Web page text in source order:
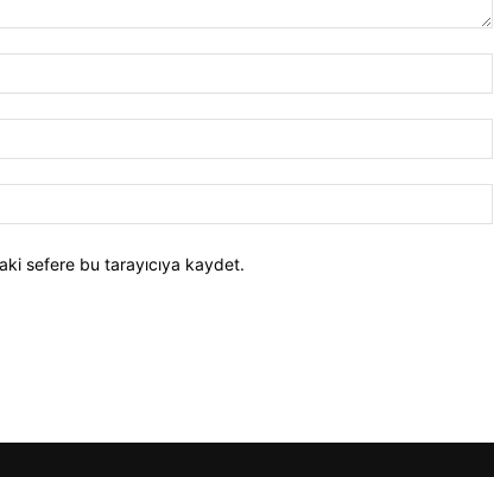
sefere bu tarayıcıya kaydet.